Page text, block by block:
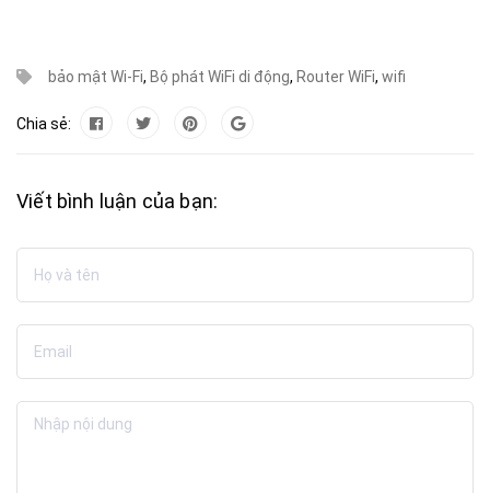
bảo mật Wi-Fi, Bộ phát WiFi di động, Router WiFi, wifi
Chia sẻ:
Viết bình luận của bạn: